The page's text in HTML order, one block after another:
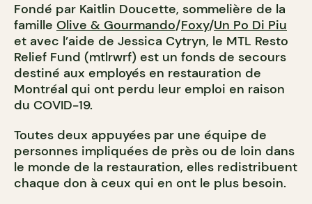
Fondé par Kaitlin Doucette, sommelière de la
famille Olive & Gourmando/Foxy/Un Po Di Piu
et avec l’aide de Jessica Cytryn, le MTL Resto
Relief Fund (mtlrwrf) est un fonds de secours
destiné aux employés en restauration de
Montréal qui ont perdu leur emploi en raison
du COVID-19.
Toutes deux appuyées par une équipe de
personnes impliquées de près ou de loin dans
le monde de la restauration, elles redistribuent
chaque don à ceux qui en ont le plus besoin.